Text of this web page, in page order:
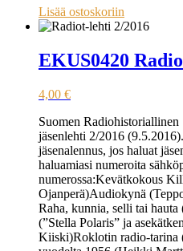
Lisää ostoskoriin
EKUS0420
4,00 €
Suomen
jäsenlehti 2/2016
jäsenalennus, jos haluat
haluamiasi numeroita
numerossa:Kevätkokous
Ojanperä)Audiokynä
Raha, kunnia, selli tai
(”Stella Polaris” ja
Kiiski)Roklotin radio-tarina